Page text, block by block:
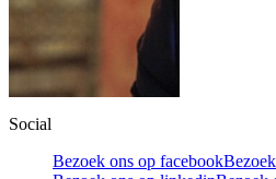
Social
Bezoek ons op facebook